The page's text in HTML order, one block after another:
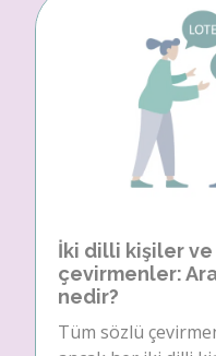
İki dilli kişiler
çevirmenler:
nedir?
Tüm sözlü